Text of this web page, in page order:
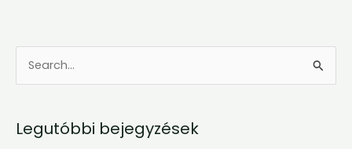
e
rLegutóbbi bejegyzések